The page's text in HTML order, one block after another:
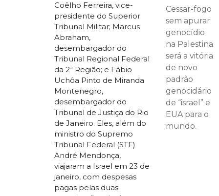
Coêlho Ferreira, vice-
presidente do Superior
Tribunal Militar; Marcus
Abraham,
desembargador do
Tribunal Regional Federal
da 2ª Região; e Fábio
Uchôa Pinto de Miranda
Montenegro,
desembargador do
Tribunal de Justiça do Rio
de Janeiro. Eles, além do
ministro do Supremo
Tribunal Federal (STF)
André Mendonça,
viajaram a Israel em 23 de
janeiro, com despesas
pagas pelas duas
Cessar-fogo
sem apurar
genocídio
na Palestina
será a vitória
de novo
padrão
genocidário
de “israel” e
EUA para o
mundo.